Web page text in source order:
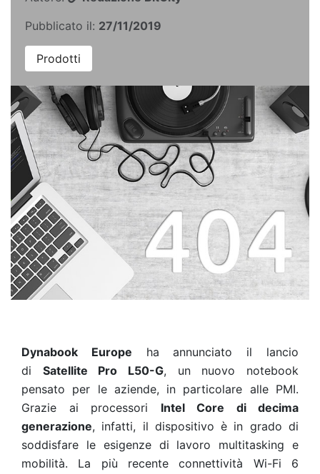
Pubblicato il: 27/11/2019
Prodotti
Dynabook Europe
ha annunciato il lancio
di
Satellite Pro L50-G, un nuovo notebook
pensato per le aziende, in particolare alle PMI.
Grazie ai processori Intel Core di decima
generazione, infatti, il dispositivo è in grado di
soddisfare le esigenze di lavoro multitasking e
mobilità. La più recente connettività Wi-Fi 6